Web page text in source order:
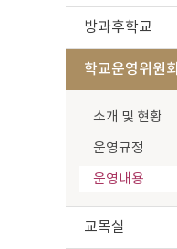
방과후학교
학교운영위원회
소개 및 현황
운영규정
운영내용
교목실